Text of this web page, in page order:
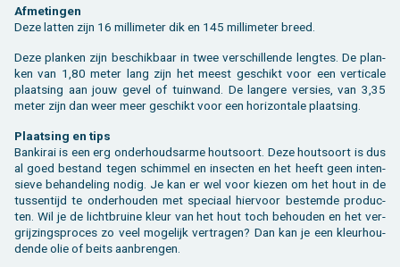
Af­me­tin­gen
Deze lat­ten zijn 16 mil­li­me­ter dik en 145 mil­li­me­ter breed.
Deze plan­ken zijn be­schik­baar in twee ver­schil­len­de leng­tes. De plan­
ken van 1,80 meter lang zijn het meest ge­schikt voor een ver­ti­ca­le
plaat­sing aan jouw gevel of tuin­wand. De lan­ge­re ver­sies, van 3,35
meter zijn dan weer meer ge­schikt voor een ho­ri­zon­ta­le plaat­sing.
Plaat­sing en tips
Ban­ki­rai is een erg on­der­houds­ar­me hout­soort. Deze hout­soort is dus
al goed be­stand tegen schim­mel en in­sec­ten en het heeft geen in­ten­
sie­ve be­han­de­ling nodig. Je kan er wel voor kie­zen om het hout in de
tus­sen­tijd te on­der­hou­den met spe­ci­aal hier­voor be­stem­de pro­duc­
ten. Wil je de licht­brui­ne kleur van het hout toch be­hou­den en het ver­
grij­zings­pro­ces zo veel mo­ge­lijk ver­tra­gen? Dan kan je een kleur­hou­
den­de olie of beits aan­bren­gen.